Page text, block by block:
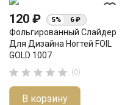
favorite_border
120 ₽ 5% 6 ₽
Фольгированный Слайдер
Для Дизайна Ногтей FOIL
GOLD 1007
     (0)
В корзину